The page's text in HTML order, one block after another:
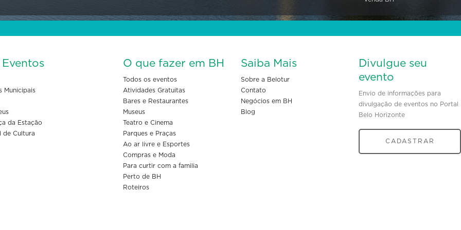
Municipais
da Estação
de Cultura
O que fazer em BH
Todos os eventos
Atividades Gratuitas
Bares e Restaurantes
Museus
Teatro e Cinema
Parques e Praças
Ao ar livre e Esportes
Compras e Moda
Para curtir com a familia
Perto de BH
Roteiros
Saiba Mais
Sobre a Belotur
Contato
Negócios em BH
Blog
Divulgue seu
evento
Envio de informações para
divulgação de eventos no Portal
Belo Horizonte
CADASTRAR